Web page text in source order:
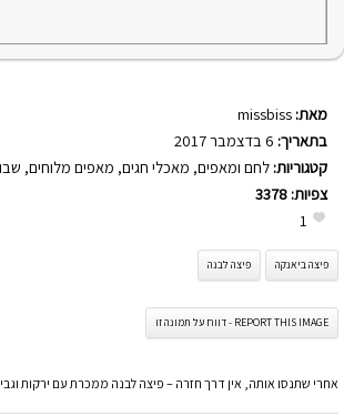
מאת: missbiss
בתאריך:
קטגוריות: לחם ומאפים, מאכלי חגים, מאפים מלוחים,
צפיות: 3378
1
פיצה ביאנקה פיצה לבנה
REPORT THIS IMAGE - דווח על תמונה זו
אחרי שתנסו אותה, אין דרך חזרה – פיצה לבנה ממכרת עם ירקות